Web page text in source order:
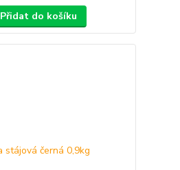
Přidat do košíku